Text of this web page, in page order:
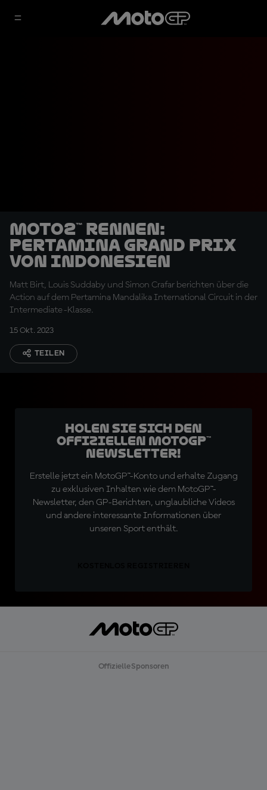
Moto2™ Rennen:
Pertamina Grand Prix
von Indonesien
Matt Birt, Louis Suddaby und Simon Crafar berichten über die
Action auf dem Pertamina Mandalika International Circuit in der
Intermediate-Klasse.
15 Okt. 2023
TEILEN
Holen Sie sich den
offiziellen MotoGP™
Newsletter!
Erstelle jetzt ein MotoGP™-Konto und erhalte Zugang
zu exklusiven Inhalten wie dem MotoGP™-
Newsletter, den GP-Berichten, unglaubliche Videos
und andere interessante Informationen über
unseren Sport enthält.
Offizielle Sponsoren